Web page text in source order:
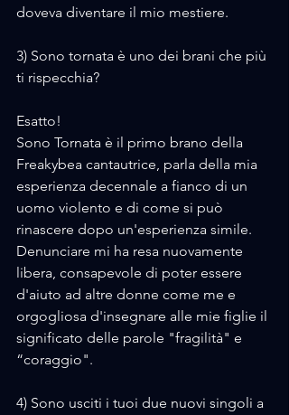
doveva diventare il mio mestiere.
3) Sono tornata è uno dei brani che più
ti rispecchia?
Esatto!
Sono Tornata è il primo brano della
Freakybea cantautrice, parla della mia
esperienza decennale a fianco di un
uomo violento e di come si può
rinascere dopo un'esperienza simile.
Denunciare mi ha resa nuovamente
libera, consapevole di poter essere
d'aiuto ad altre donne come me e
orgogliosa d'insegnare alle mie figlie il
significato delle parole "fragilità" e
“coraggio".
4) Sono usciti i tuoi due nuovi singoli a